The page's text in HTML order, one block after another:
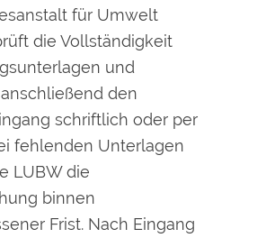
für Umwelt
die Vollständigkeit
und
den
schriftlich oder per
fehlenden Unterlagen
LUBW die
binnen
Frist. Nach Eingang